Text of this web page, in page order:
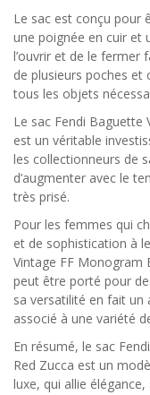
Le sac est conçu pour
une poignée en cuir et
l’ouvrir et de le fermer
de plusieurs poches
tous les objets
Le sac Fendi Baguette
est un véritable
les collectionneurs de
d’augmenter avec le
très prisé.
Pour les femmes qui
et de sophistication à
Vintage FF Monogram
peut être porté pour
sa versatilité en fait un
associé à une variété
En résumé, le sac
Red Zucca est un
luxe, qui allie